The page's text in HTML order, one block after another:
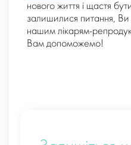
нового життя і щастя
залишилися питання,
нашим лікарям-
Вам допоможемо!